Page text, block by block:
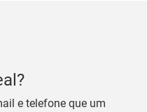
e telefone que um